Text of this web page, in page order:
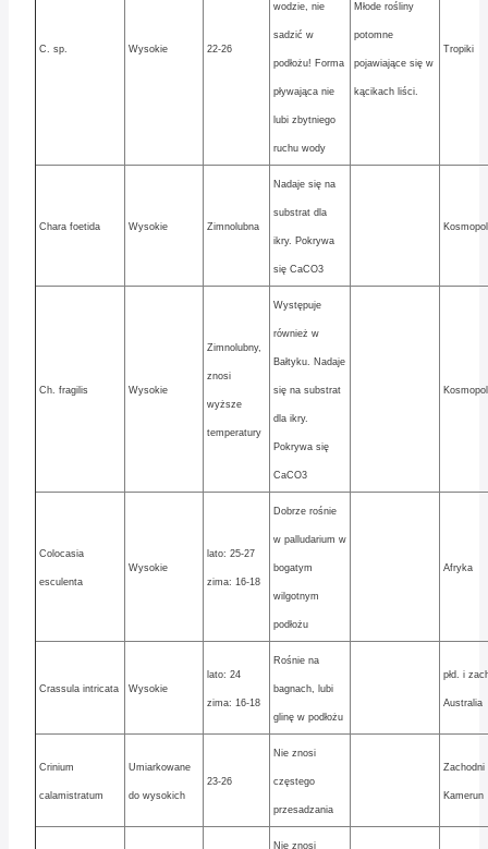
C. sp. Wysokie 22-26
wodzie, nie
sadzić w
podłożu! Forma
pływająca nie
lubi zbytniego
ruchu wody
Młode rośliny
potomne
pojawiające się w
kącikach liści.
Tropiki
Chara foetida Wysokie Zimnolubna
Nadaje się na
substrat dla
ikry. Pokrywa
się CaCO3
Ch. fragilis Wysokie
Zimnolubny,
znosi
wyższe
temperatury
Występuje
również w
Bałtyku. Nadaje
się na substrat
dla ikry.
Pokrywa się
CaCO3
Colocasia
esculenta
Wysokie
lato: 25-27
zima: 16-18
Dobrze rośnie
w palludarium w
bogatym
wilgotnym
podłożu
Afryka
Crassula intricata Wysokie
lato: 24
zima: 16-18
Rośnie na
bagnach, lubi
glinę w podłożu
płd. i
Australia
Crinium
calamistratum
Umiarkowane
do wysokich
23-26
Nie znosi
częstego
przesadzania
Zachodni
Kamerun
Nie znosi